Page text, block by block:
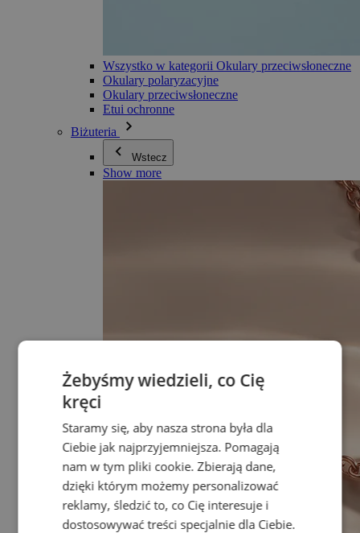
Wszystko w kategorii Okulary przeciwsłoneczne
Okulary polaryzacyjne
Okulary przeciwsłoneczne
Etui ochronne
Biżuteria
Wstecz
Show more
Żebyśmy wiedzieli, co Cię
kręci
Staramy się, aby nasza strona była dla
Ciebie jak najprzyjemniejsza. Pomagają
nam w tym pliki cookie. Zbierają dane,
dzięki którym możemy personalizować
reklamy, śledzić to, co Cię interesuje i
dostosowywać treści specjalnie dla Ciebie.